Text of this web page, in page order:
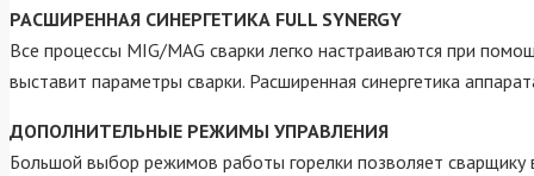
РАСШИРЕННАЯ СИНЕРГЕТИКА FULL SYNERGY
Все процессы MIG/MAG сварки легко настраиваются при
выставит параметры сварки. Расширенная синергетика
ДОПОЛНИТЕЛЬНЫЕ РЕЖИМЫ УПРАВЛЕНИЯ
Большой выбор режимов работы горелки позволяет сварщику